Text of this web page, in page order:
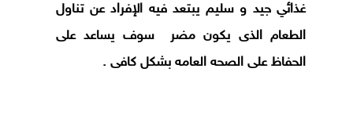
غذائي جيد و سليم يبتعد فيه الإفراد عن تناول
الطعام الذى يكون مضر سوف يساعد على
الحفاظ على الصحه العامه بشكل كافى .